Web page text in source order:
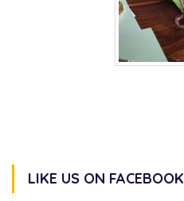
LIKE US ON FACEBOOK